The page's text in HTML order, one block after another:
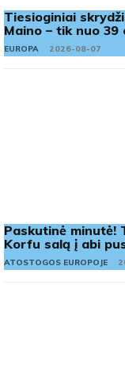
Tiesioginiai
Maino – tik nuo 39
EUROPA 2026-08-07
Paskutinė minutė!
Korfu salą į abi
ATOSTOGOS EUROPOJE